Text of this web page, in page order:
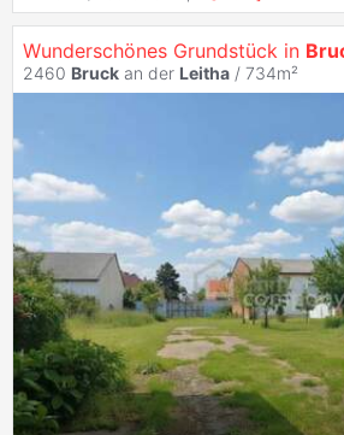
Wunderschönes Grundstück in
2460 Bruck an der Leitha / 734m²